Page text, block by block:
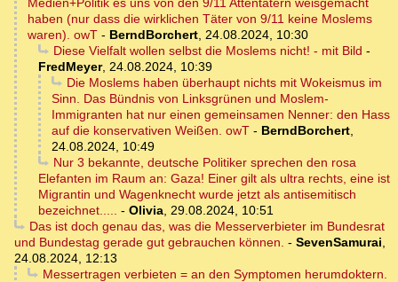
Medien+Politik es uns von den 9/11 Attentätern weisgemacht
haben (nur dass die wirklichen Täter von 9/11 keine Moslems
waren). owT - BerndBorchert, 24.08.2024, 10:30
Diese Vielfalt wollen selbst die Moslems nicht! - mit Bild -
FredMeyer, 24.08.2024, 10:39
Die Moslems haben überhaupt nichts mit Wokeismus im
Sinn. Das Bündnis von Linksgrünen und Moslem-
Immigranten hat nur einen gemeinsamen Nenner: den Hass
auf die konservativen Weißen. owT - BerndBorchert,
24.08.2024, 10:49
Nur 3 bekannte, deutsche Politiker sprechen den rosa
Elefanten im Raum an: Gaza! Einer gilt als ultra rechts, eine ist
Migrantin und Wagenknecht wurde jetzt als antisemitisch
bezeichnet..... - Olivia, 29.08.2024, 10:51
Das ist doch genau das, was die Messerverbieter im Bundesrat
und Bundestag gerade gut gebrauchen können. - SevenSamurai,
24.08.2024, 12:13
Messertragen verbieten = an den Symptomen herumdoktern.